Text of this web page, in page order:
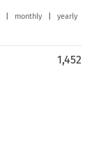
monthly yearly
1,452